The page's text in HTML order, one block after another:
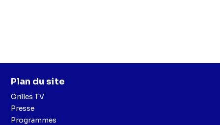
Plan du site
Grilles TV
Presse
Programmes